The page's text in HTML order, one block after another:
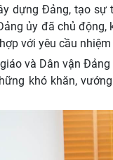
dựng Đảng, tạo
ủy đã chủ
với yêu cầu
và Dân vận
khó khăn,